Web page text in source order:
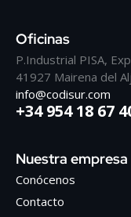
Oficinas
P.Industrial PISA,
41927 Mairena del
info@codisur.com
+34 954 18 67
Nuestra empresa
Conócenos
Contacto